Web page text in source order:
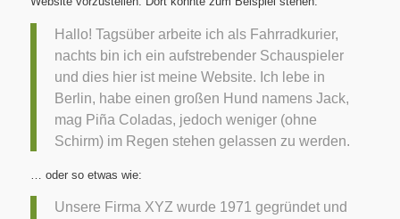
Hallo! Tagsüber arbeite ich als Fahrradkurier,
nachts bin ich ein aufstrebender Schauspieler
und dies hier ist meine Website. Ich lebe in
Berlin, habe einen großen Hund namens Jack,
mag Piña Coladas, jedoch weniger (ohne
Schirm) im Regen stehen gelassen zu werden.
… oder so etwas wie:
Unsere Firma XYZ wurde 1971 gegründet und